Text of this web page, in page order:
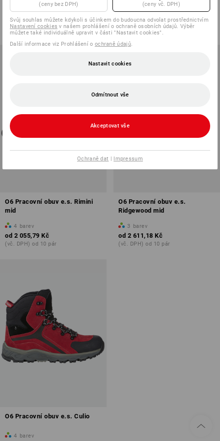
3 barev
od 2 611,18 Kč
(vč. DPH) od 10 pár
4 barev
od 3 035,89 Kč
(vč. DPH) od 10 pár
O6 Pracovní obuv e.s. Rimini
mid
4 barev
od 2 055,79 Kč
(vč. DPH) od 10 pár
O6 Pracovní obuv e.s.
Ridgewood mid
3 barev
od 2 611,18 Kč
(vč. DPH) od 10 pár
O6 Pracovní obuv e.s. Culio
4 barev
(ceny bez DPH) (ceny vč. DPH)
Svůj souhlas můžete kdykoli s účinkem do budoucna odvolat prostřednictvím
Nastavení cookies v našem prohlášení o ochraně osobních údajů. Výběr
můžete také individuálně upravit v části "Nastavit cookies".
Další informace viz Prohlášení o ochraně údajů.
Nastavit cookies
Odmítnout vše
Akceptovat vše
Ochraně dat | Impressum